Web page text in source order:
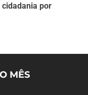
por
MÊS